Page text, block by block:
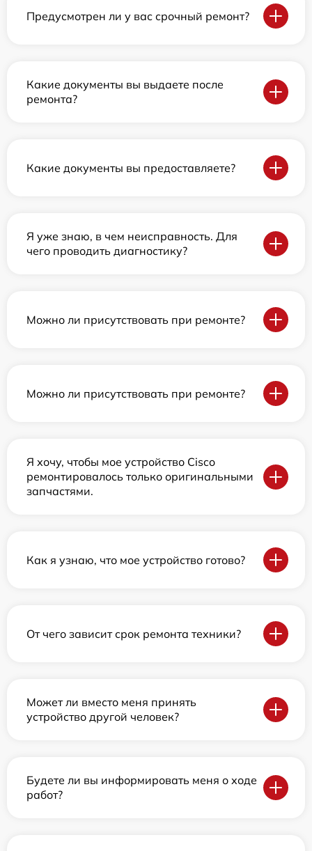
Предусмотрен ли у вас срочный ремонт?
Какие документы вы выдаете после
ремонта?
Какие документы вы предоставляете?
Я уже знаю, в чем неисправность. Для
чего проводить диагностику?
Можно ли присутствовать при ремонте?
Можно ли присутствовать при ремонте?
Я хочу, чтобы мое устройство Cisco
ремонтировалось только оригинальными
запчастями.
Как я узнаю, что мое устройство готово?
От чего зависит срок ремонта техники?
Может ли вместо меня принять
устройство другой человек?
Будете ли вы информировать меня о ходе
работ?